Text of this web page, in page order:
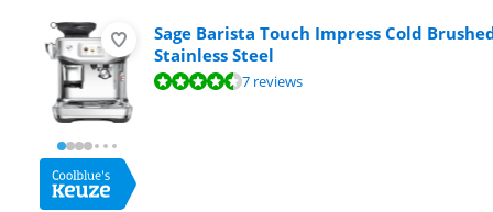
Sage Barista Touch Impress Cold
Stainless Steel
Beoordeling is 8,9 van de 10, gebaseerd op 7 reviews.
7 reviews